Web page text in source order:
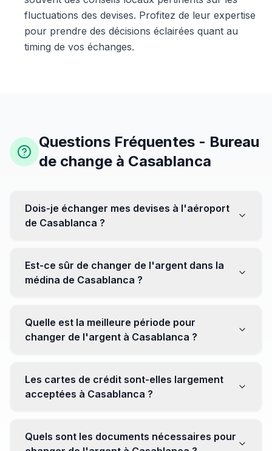
fluctuations des devises. Profitez de leur expertise
pour prendre des décisions éclairées quant au
timing de vos échanges.
Questions Fréquentes - Bureau
de change à Casablanca
Dois-je échanger mes devises à l'aéroport
de Casablanca ?
être moins avantageux. Orientez-vous plutôt vers les
bureaux de change en ville pour obtenir de meilleurs
Est-ce sûr de changer de l'argent dans la
médina de Casablanca ?
établissements réputés pour éviter les surprises.
Quelle est la meilleure période pour
changer de l'argent à Casablanca ?
soyez attentif aux fluctuations pour maximiser la valeur
de vos devises.
Les cartes de crédit sont-elles largement
acceptées à Casablanca ?
Cependant, avoir un peu de monnaie locale peut être
Quels sont les documents nécessaires pour